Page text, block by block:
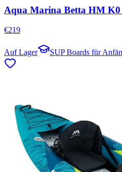
Aqua Marina Betta HM
€219
Auf Lager SUP Boards für